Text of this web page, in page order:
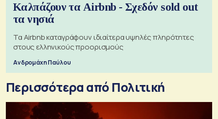
Καλπάζουν τα Airbnb - Σχεδόν sold out
τα νησιά
Τα Airbnb καταγράφουν ιδιαίτερα υψηλές πληρότητες
στους ελληνικούς προορισμούς
Ανδρομάχη Παύλου
Περισσότερα από Πολιτική